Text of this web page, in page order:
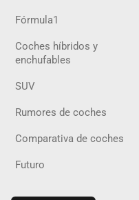
Fórmula1
Coches híbridos y
enchufables
SUV
Rumores de coches
Comparativa de coches
Futuro